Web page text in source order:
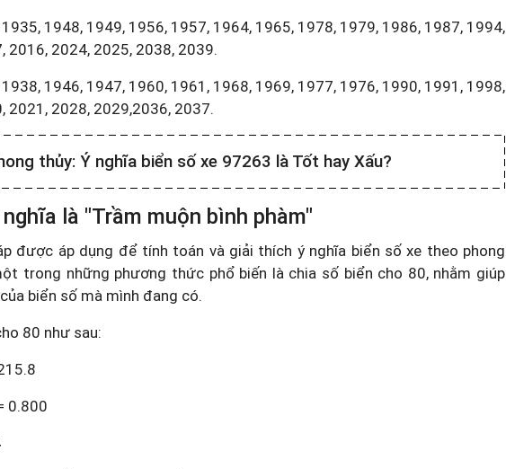
1948, 1949, 1956, 1957, 1964, 1965, 1978, 1979, 1986, 1987, 1994,
2016, 2024, 2025, 2038, 2039.
1946, 1947, 1960, 1961, 1968, 1969, 1977, 1976, 1990, 1991, 1998,
2021, 2028, 2029,2036, 2037.
thủy: Ý nghĩa biển số xe 97263 là Tốt hay Xấu?
là "Trầm muộn bình phàm"
được áp dụng để tính toán và giải thích ý nghĩa biển số xe theo phong
trong những phương thức phổ biến là chia số biển cho 80, nhằm giúp
biển số mà mình đang có.
80 như sau:
0.800